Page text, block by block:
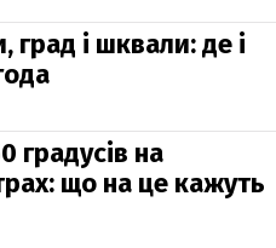
град і шквали: де і
градусів на
що на це кажуть